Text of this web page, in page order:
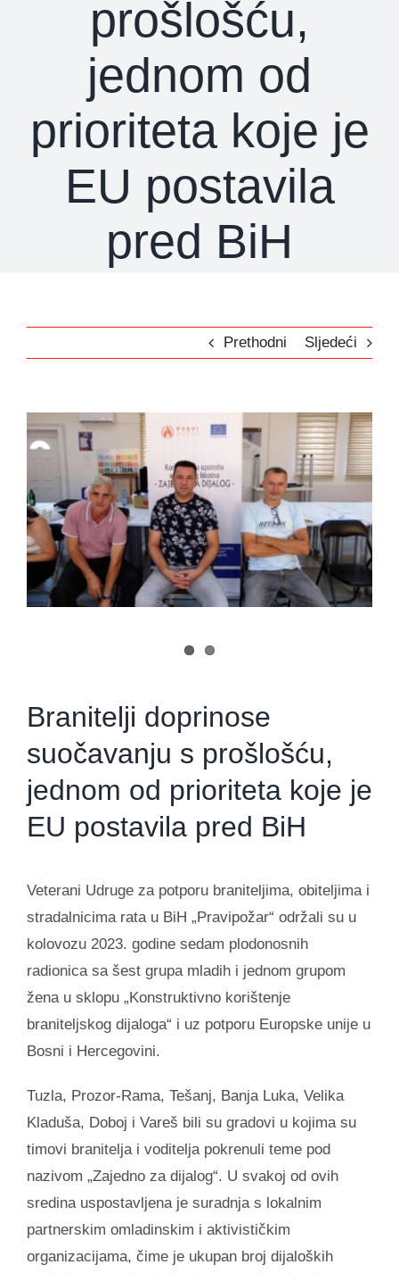
prošlošću,
jednom od
prioriteta koje je
EU postavila
pred BiH
Prethodni Sljedeći
View
Larger
Image
Branitelji doprinose
suočavanju s prošlošću,
jednom od prioriteta koje je
EU postavila pred BiH
Veterani Udruge za potporu braniteljima, obiteljima i
stradalnicima rata u BiH „Pravipožar“ održali su u
kolovozu 2023. godine sedam plodonosnih
radionica sa šest grupa mladih i jednom grupom
žena u sklopu „Konstruktivno korištenje
braniteljskog dijaloga“ i uz potporu Europske unije u
Bosni i Hercegovini.
Tuzla, Prozor-Rama, Tešanj, Banja Luka, Velika
Kladuša, Doboj i Vareš bili su gradovi u kojima su
timovi branitelja i voditelja pokrenuli teme pod
nazivom „Zajedno za dijalog“. U svakoj od ovih
sredina uspostavljena je suradnja s lokalnim
partnerskim omladinskim i aktivističkim
organizacijama, čime je ukupan broj dijaloških